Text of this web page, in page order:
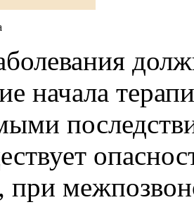
начала
при